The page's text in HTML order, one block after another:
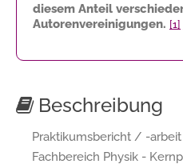
diesem Anteil
Autorenvereinigungen. [1]
Beschreibung
Praktikumsbericht / -
Fachbereich Physik -